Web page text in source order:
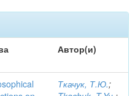
Автор(и)
Ткачук, Т.Ю.;